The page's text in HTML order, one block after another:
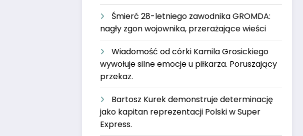
Śmierć 28-letniego zawodnika GROMDA:
nagły zgon wojownika, przerażające wieści
Wiadomość od córki Kamila Grosickiego
wywołuje silne emocje u piłkarza. Poruszający
przekaz.
Bartosz Kurek demonstruje determinację
jako kapitan reprezentacji Polski w Super
Express.